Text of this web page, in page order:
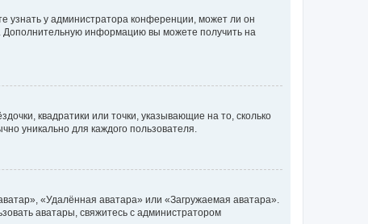
узнать у администратора конференции, может ли он
Дополнительную информацию вы можете получить на
квадратики или точки, указывающие на то, сколько
уникально для каждого пользователя.
«Удалённая аватара» или «Загружаемая аватара».
аватары, свяжитесь с администратором